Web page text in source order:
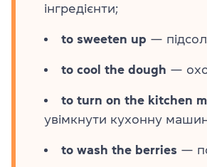
інгредієнти;
to sweeten up —
to cool the dough —
to turn on the kitchen
увімкнути кухонну
to wash the berries —